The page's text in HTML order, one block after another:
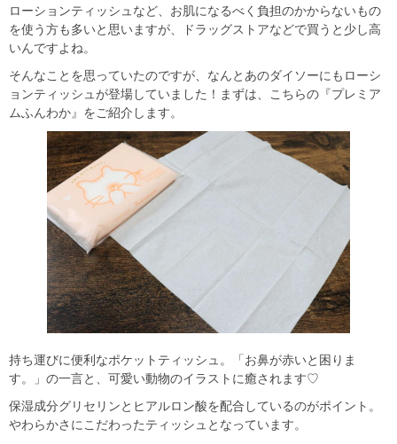
ローションティッシュなど、お肌になるべく負担のかからないもの
を使う方も多いと思いますが、ドラッグストアなどで買うと少し高
いんですよね。
そんなことを思っていたのですが、なんとあのダイソーにもローシ
ョンティッシュが登場していました！まずは、こちらの『プレミア
ムふんわか』をご紹介します。
持ち運びに便利なポケットティッシュ。「お鼻が赤いと困りま
す。」の一言と、可愛い動物のイラストに癒されます♡
保湿成分グリセリンとヒアルロン酸を配合しているのがポイント。
やわらかさにこだわったティッシュとなっています。